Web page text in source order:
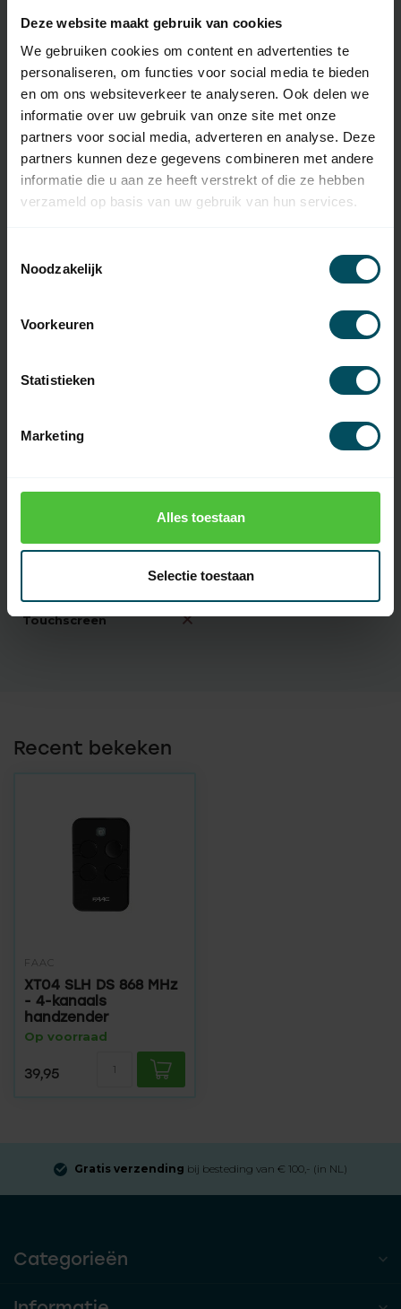
Deze website maakt gebruik van cookies
We gebruiken cookies om content en advertenties te
personaliseren, om functies voor social media te bieden
en om ons websiteverkeer te analyseren. Ook delen we
informatie over uw gebruik van onze site met onze
partners voor social media, adverteren en analyse. Deze
partners kunnen deze gegevens combineren met andere
informatie die u aan ze heeft verstrekt of die ze hebben
verzameld op basis van uw gebruik van hun services.
Noodzakelijk
Voorkeuren
Statistieken
Marketing
Alles toestaan
Selectie toestaan
Specificaties
Artikelnummer 3753
EAN Code 7432257493466
SKU 787031
Type handzender originele afstandsbediening
Aantal kanalen
Materiaal
Oplaadbare
Introductie 2026
Touchscreen
Recent bekeken
FAAC
XT04 SLH DS 868 MHz
- 4-kanaals
handzender
Op voorraad
39,95
Gratis verzending bij besteding van € 100,- (in NL)
Categorieën